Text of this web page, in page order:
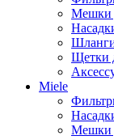
Мешки
Щетки
Miele
Мешки